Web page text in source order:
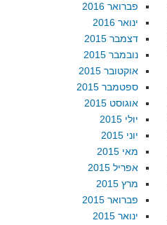
פברואר 2016
ינואר 2016
דצמבר 2015
נובמבר 2015
אוקטובר 2015
ספטמבר 2015
אוגוסט 2015
יולי 2015
יוני 2015
מאי 2015
אפריל 2015
מרץ 2015
פברואר 2015
ינואר 2015